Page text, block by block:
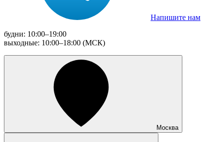
Напишите нам
будни: 10:00–19:00
выходные: 10:00–18:00 (МСК)
Москва